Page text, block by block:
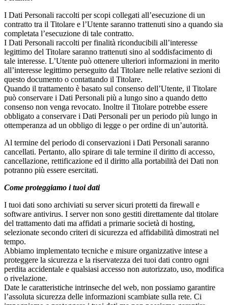
I Dati Personali raccolti per scopi collegati all’esecuzione di un
contratto tra il Titolare e l’Utente saranno trattenuti sino a quando sia
completata l’esecuzione di tale contratto.
I Dati Personali raccolti per finalità riconducibili all’interesse
legittimo del Titolare saranno trattenuti sino al soddisfacimento di
tale interesse. L’Utente può ottenere ulteriori informazioni in merito
all’interesse legittimo perseguito dal Titolare nelle relative sezioni di
questo documento o contattando il Titolare.
Quando il trattamento è basato sul consenso dell’Utente, il Titolare
può conservare i Dati Personali più a lungo sino a quando detto
consenso non venga revocato. Inoltre il Titolare potrebbe essere
obbligato a conservare i Dati Personali per un periodo più lungo in
ottemperanza ad un obbligo di legge o per ordine di un’autorità.
Al termine del periodo di conservazioni i Dati Personali saranno
cancellati. Pertanto, allo spirare di tale termine il diritto di accesso,
cancellazione, rettificazione ed il diritto alla portabilità dei Dati non
potranno più essere esercitati.
Come proteggiamo i tuoi dati
I tuoi dati sono archiviati su server sicuri protetti da firewall e
software antivirus. I server non sono gestiti direttamente dal titolare
del trattamento dati ma affidati a primarie società di hosting,
selezionate secondo criteri di sicurezza ed affidabilità dimostrati nel
tempo.
Abbiamo implementato tecniche e misure organizzative intese a
proteggere la sicurezza e la riservatezza dei tuoi dati contro ogni
perdita accidentale e qualsiasi accesso non autorizzato, uso, modifica
o rivelazione.
Date le caratteristiche intrinseche del web, non possiamo garantire
l’assoluta sicurezza delle informazioni scambiate sulla rete. Ci